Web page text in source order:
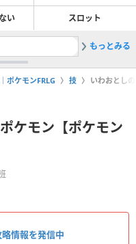
い スロット
2旅パの
もっとみる
ポケモンFRLG 技 いわおとし
ケモン【ポケモン
情報を発信中